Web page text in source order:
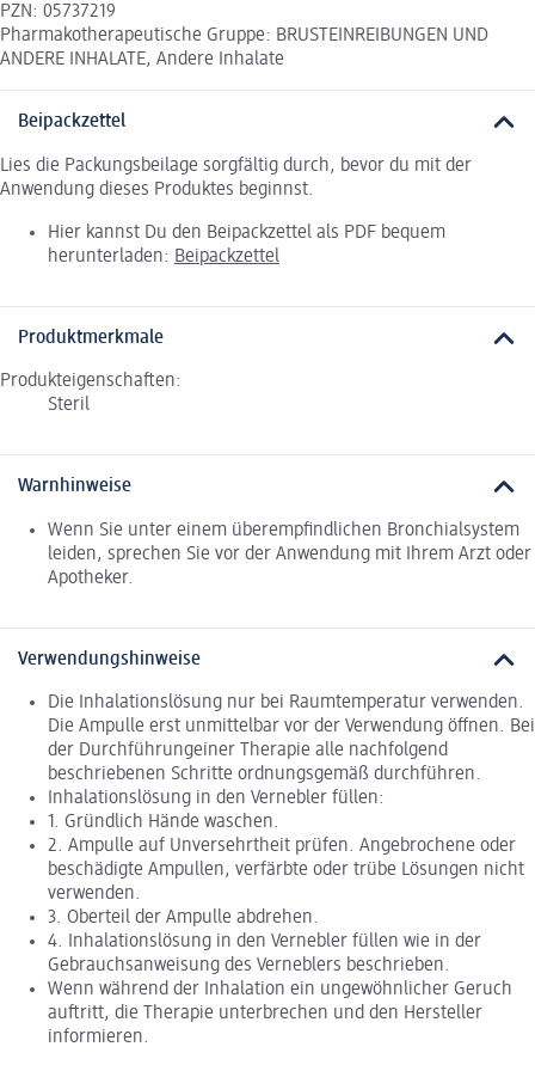
PZN: 05737219
Pharmakotherapeutische Gruppe: BRUSTEINREIBUNGEN UND
ANDERE INHALATE, Andere Inhalate
Beipackzettel
Lies die Packungsbeilage sorgfältig durch, bevor du mit der
Anwendung dieses Produktes beginnst.
Hier kannst Du den Beipackzettel als PDF bequem
herunterladen: Beipackzettel
Produktmerkmale
Produkteigenschaften:
Steril
Warnhinweise
Wenn Sie unter einem überempfindlichen Bronchialsystem
leiden, sprechen Sie vor der Anwendung mit Ihrem Arzt oder
Apotheker.
Verwendungshinweise
Die Inhalationslösung nur bei Raumtemperatur verwenden.
Die Ampulle erst unmittelbar vor der Verwendung öffnen. Bei
der Durchführungeiner Therapie alle nachfolgend
beschriebenen Schritte ordnungsgemäß durchführen.
Inhalationslösung in den Vernebler füllen:
1. Gründlich Hände waschen.
2. Ampulle auf Unversehrtheit prüfen. Angebrochene oder
beschädigte Ampullen, verfärbte oder trübe Lösungen nicht
verwenden.
3. Oberteil der Ampulle abdrehen.
4. Inhalationslösung in den Vernebler füllen wie in der
Gebrauchsanweisung des Verneblers beschrieben.
Wenn während der Inhalation ein ungewöhnlicher Geruch
auftritt, die Therapie unterbrechen und den Hersteller
informieren.